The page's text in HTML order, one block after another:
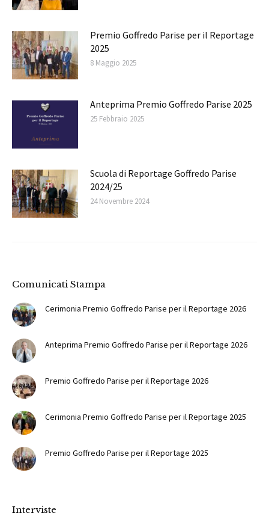
Premio Goffredo Parise per il Reportage
2025
8 Maggio 2025
Anteprima Premio Goffredo Parise 2025
25 Febbraio 2025
Scuola di Reportage Goffredo Parise
2024/25
24 Novembre 2024
Comunicati Stampa
Cerimonia Premio Goffredo Parise per il Reportage 2026
Anteprima Premio Goffredo Parise per il Reportage 2026
Premio Goffredo Parise per il Reportage 2026
Cerimonia Premio Goffredo Parise per il Reportage 2025
Premio Goffredo Parise per il Reportage 2025
Interviste